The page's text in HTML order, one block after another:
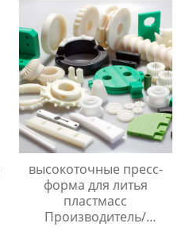
высокоточные пресс-
форма для литья
пластмасс
Производитель/